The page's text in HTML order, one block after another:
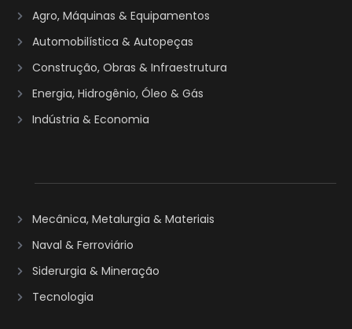
Agro, Máquinas & Equipamentos
Automobilística & Autopeças
Construção, Obras & Infraestrutura
Energia, Hidrogênio, Óleo & Gás
Indústria & Economia
Mecânica, Metalurgia & Materiais
Naval & Ferroviário
Siderurgia & Mineração
Tecnologia